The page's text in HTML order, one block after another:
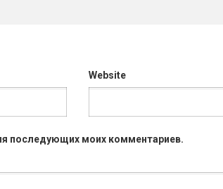
Website
последующих моих комментариев.